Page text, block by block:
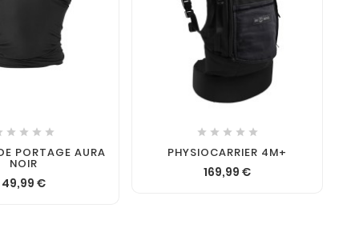
   
PORTAGE AURA
NOIR
49,99 €
    
PHYSIOCARRIER 4M+
169,99 €